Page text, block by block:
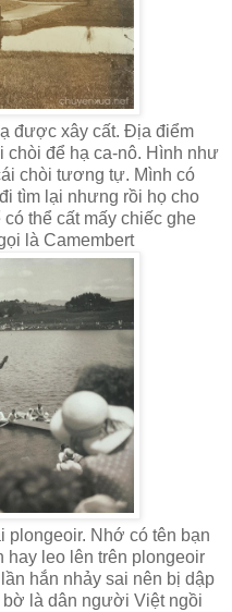
được xây cất. Địa điểm
chòi để hạ ca-nô. Hình như
chòi tương tự. Mình có
tìm lại nhưng rồi họ cho
thể cất mấy chiếc ghe
là Camembert
plongeoir. Nhớ có tên bạn
hay leo lên trên plongeoir
hắn nhảy sai nên bị dập
là dân người Việt ngồi